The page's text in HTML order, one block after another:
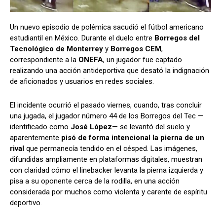
Un nuevo episodio de polémica sacudió el fútbol americano
estudiantil en México. Durante el duelo entre Borregos del
Tecnológico de Monterrey y Borregos CEM,
correspondiente a la ONEFA, un jugador fue captado
realizando una acción antideportiva que desató la indignación
de aficionados y usuarios en redes sociales.
El incidente ocurrió el pasado viernes, cuando, tras concluir
una jugada, el jugador número 44 de los Borregos del Tec —
identificado como José López— se levantó del suelo y
aparentemente pisó de forma intencional la pierna de un
rival que permanecía tendido en el césped. Las imágenes,
difundidas ampliamente en plataformas digitales, muestran
con claridad cómo el linebacker levanta la pierna izquierda y
pisa a su oponente cerca de la rodilla, en una acción
considerada por muchos como violenta y carente de espíritu
deportivo.